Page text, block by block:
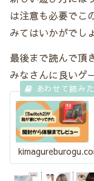
は注意も必要でこ
みてはいかがでし
最後まで読んで頂
みなさんに良いゲ